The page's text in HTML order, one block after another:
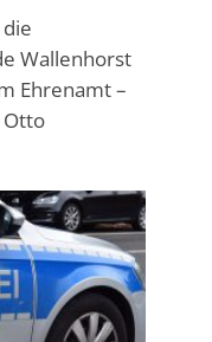
Wallenhorst
Ehrenamt –